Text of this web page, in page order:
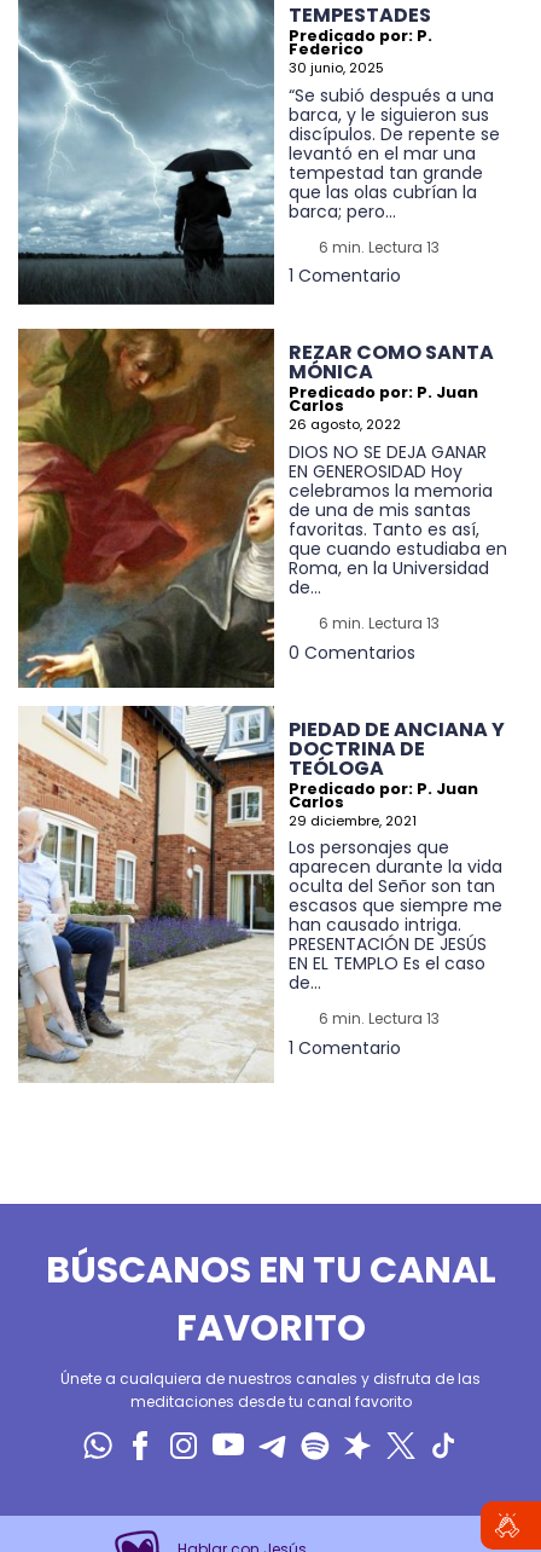
TEMPESTADES
Predicado por: P.
Federico
30 junio, 2025
“Se subió después a una
barca, y le siguieron sus
discípulos. De repente se
levantó en el mar una
tempestad tan grande
que las olas cubrían la
barca; pero...
6 min. Lectura 13
1 Comentario
REZAR COMO SANTA
MÓNICA
Predicado por: P. Juan
Carlos
26 agosto, 2022
DIOS NO SE DEJA GANAR
EN GENEROSIDAD Hoy
celebramos la memoria
de una de mis santas
favoritas. Tanto es así,
que cuando estudiaba en
Roma, en la Universidad
de...
6 min. Lectura 13
0 Comentarios
PIEDAD DE ANCIANA Y
DOCTRINA DE
TEÓLOGA
Predicado por: P. Juan
Carlos
29 diciembre, 2021
Los personajes que
aparecen durante la vida
oculta del Señor son tan
escasos que siempre me
han causado intriga.
PRESENTACIÓN DE JESÚS
EN EL TEMPLO Es el caso
de...
6 min. Lectura 13
1 Comentario
BÚSCANOS EN TU CANAL
FAVORITO
Únete a cualquiera de nuestros canales y disfruta de las
meditaciones desde tu canal favorito